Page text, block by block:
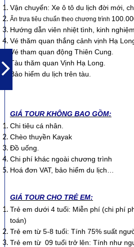
Vận chuyển: Xe ô tô du lịch đời mới,
Ăn trưa tiêu chuẩn theo chương trình
Hướng dẫn viên nhiệt tình, kinh nghiệm.
Vé thăm quan thắng cảnh vịnh Hạ
Vé tham quan động Thiên Cung.
Tàu thăm quan Vịnh Hạ Long.
Bảo hiểm du lịch trên tàu.
GIÁ TOUR KHÔNG BAO GỒM:
Chi tiêu cá nhân.
Chèo thuyền Kayak
Đồ uống.
Chi phí khác ngoài chương trình
Hoá đơn VAT, bảo hiểm du lịch…
GIÁ TOUR CHO TRẺ EM:
Trẻ em dưới 4 tuổi: Miễn phí (chi phí
toán)
Trẻ em từ 5-8 tuổi: Tính 75% suất
Trẻ em từ 09 tuổi trở lên: Tính như